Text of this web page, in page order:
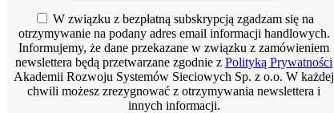
W związku z bezpłatną subskrypcją zgadzam się na
otrzymywanie na podany adres email informacji handlowych.
Informujemy, że dane przekazane w związku z zamówieniem
newslettera będą przetwarzane zgodnie z Polityką Prywatności
Akademii Rozwoju Systemów Sieciowych Sp. z o.o. W każdej
chwili możesz zrezygnować z otrzymywania newslettera i
innych informacji.